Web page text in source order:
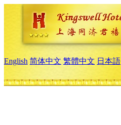
English 简体中文 繁體中文 日本語